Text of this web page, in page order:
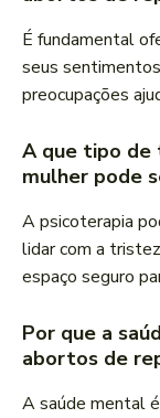
É fundamental
seus
preocupações
A que tipo de
mulher pode
A psicoterapia
lidar com a
espaço seguro
Por que a
abortos de
A saúde mental